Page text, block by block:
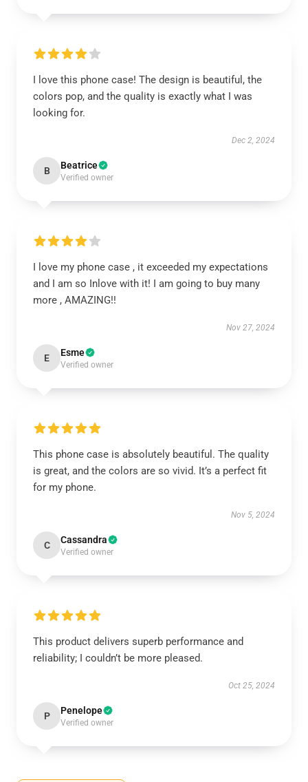
I love this phone case! The design is beautiful, the
colors pop, and the quality is exactly what I was
looking for.
Dec 2, 2024
B Beatrice
Verified owner
I love my phone case , it exceeded my expectations
and I am so Inlove with it! I am going to buy many
more , AMAZING!!
Nov 27, 2024
E Esme
Verified owner
This phone case is absolutely beautiful. The quality
is great, and the colors are so vivid. It’s a perfect fit
for my phone.
Nov 5, 2024
C Cassandra
Verified owner
This product delivers superb performance and
reliability; I couldn’t be more pleased.
Oct 25, 2024
P Penelope
Verified owner